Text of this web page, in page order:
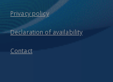
Privacy policy
Declaration of availability
Contact